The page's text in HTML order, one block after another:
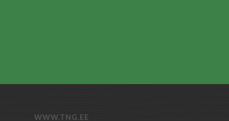
WWW.TNG.EE